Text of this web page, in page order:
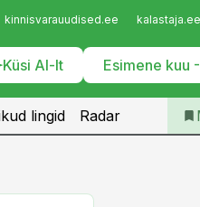
kinnisvarauudised.ee kalastaja.ee
Küsi AI-lt Esimene kuu
Telli
lingid Radar